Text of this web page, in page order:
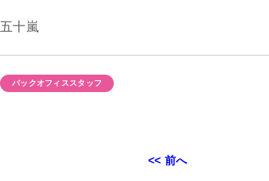
五十嵐
バックオフィススタッフ
投
<< 前へ